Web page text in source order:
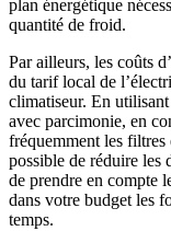
plan énergétique
quantité de froid.
Par ailleurs, les coûts
du tarif local de
climatiseur. En
avec parcimonie, en
fréquemment les filtres
possible de réduire les
de prendre en compte
dans votre budget les
temps.